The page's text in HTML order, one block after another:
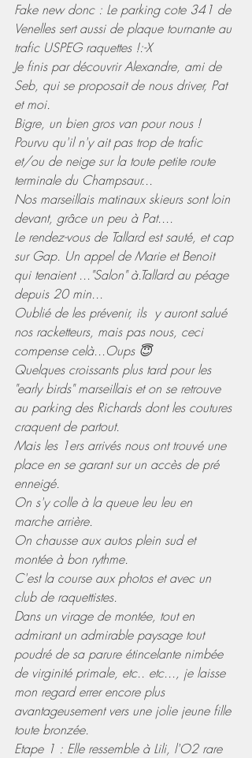
Fake new donc : Le parking cote 341 de
Venelles sert aussi de plaque tournante au
trafic USPEG raquettes !:-X
Je finis par découvrir Alexandre, ami de
Seb, qui se proposait de nous driver, Pat
et moi.
Bigre, un bien gros van pour nous !
Pourvu qu'il n'y ait pas trop de trafic
et/ou de neige sur la toute petite route
terminale du Champsaur...
Nos marseillais matinaux skieurs sont loin
devant, grâce un peu à Pat....
Le rendez-vous de Tallard est sauté, et cap
sur Gap. Un appel de Marie et Benoit
qui tenaient ..."Salon" à.Tallard au péage
depuis 20 min...
Oublié de les prévenir, ils  y auront salué
nos racketteurs, mais pas nous, ceci
compense celà...Oups 😇
Quelques croissants plus tard pour les
"early birds" marseillais et on se retrouve
au parking des Richards dont les coutures
craquent de partout.
Mais les 1ers arrivés nous ont trouvé une
place en se garant sur un accès de pré
enneigé.
On s'y colle à la queue leu leu en
marche arrière.
On chausse aux autos plein sud et
montée à bon rythme.
C'est la course aux photos et avec un
club de raquettistes.
Dans un virage de montée, tout en
admirant un admirable paysage tout
poudré de sa parure étincelante nimbée
de virginité primale, etc.. etc..., je laisse
mon regard errer encore plus
avantageusement vers une jolie jeune fille
toute bronzée.
Etape 1 : Elle ressemble à Lili, l'O2 rare